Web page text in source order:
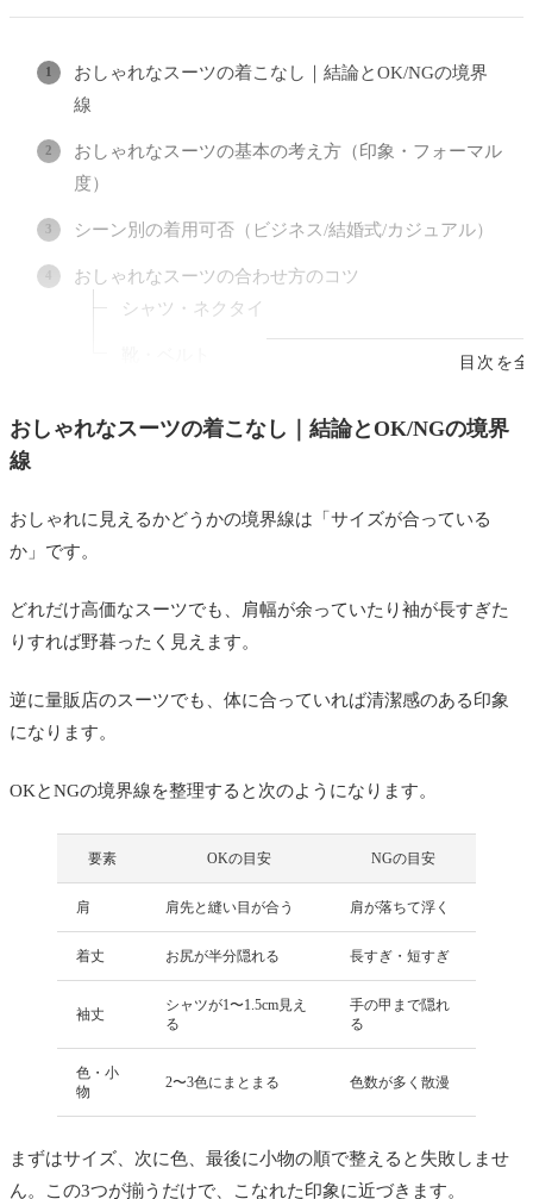
目次を
おしゃれなスーツの着こなし｜結論とOK/NGの境界
線
おしゃれなスーツの基本の考え方（印象・フォーマル
度）
シーン別の着用可否（ビジネス/結婚式/カジュアル）
おしゃれなスーツの合わせ方のコツ
シャツ・ネクタイ
おしゃれなスーツで差がつく体型・年代別のポイント
スーツは何色から揃えるべきですか
柄のスーツは難しいですか
おしゃれなスーツの着こなし｜結論とOK/NGの境界
線
おしゃれに見えるかどうかの境界線は「サイズが合っている
か」です。
どれだけ高価なスーツでも、肩幅が余っていたり袖が長すぎた
りすれば野暮ったく見えます。
逆に量販店のスーツでも、体に合っていれば清潔感のある印象
になります。
OKとNGの境界線を整理すると次のようになります。
要素 OKの目安 NGの目安
肩 肩先と縫い目が合う 肩が落ちて浮く
着丈 お尻が半分隠れる 長すぎ・短すぎ
袖丈
シャツが1〜1.5cm見え
る
手の甲まで隠れ
る
色・小
物
2〜3色にまとまる 色数が多く散漫
まずはサイズ、次に色、最後に小物の順で整えると失敗しませ
ん。この3つが揃うだけで、こなれた印象に近づきます。